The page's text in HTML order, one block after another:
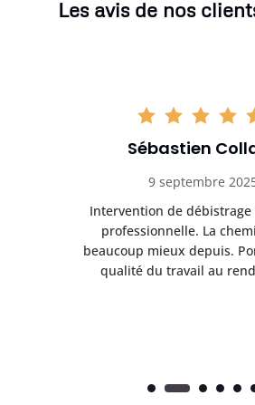
Les avis de nos
Sébastien
9 septembre
Intervention de débistrage
professionnelle. La
beaucoup mieux depuis.
qualité du travail au